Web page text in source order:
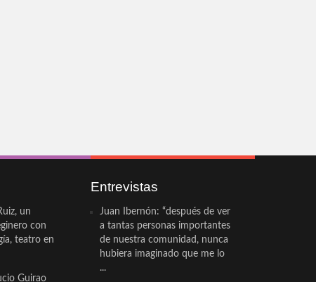
un
con
teatro en
Guirao
Entrevistas
Juan Ibernón: “después de ver
a tantas personas importantes
de nuestra comunidad, nunca
hubiera imaginado que me lo
...